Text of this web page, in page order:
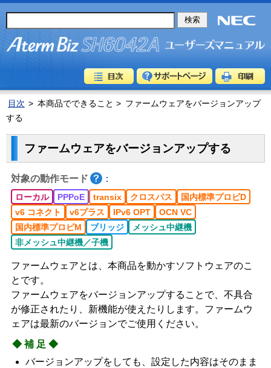
目次 > 本商品でできること > ファームウェアをバージョンアップ
する
ファームウェアをバージョンアップする
対象の動作モード ：
ローカル PPPoE transix クロスパス
国内標準プロビD
v6 コネクト
v6プラス IPv6 OPT
OCN VC
国内標準プロビM
ブリッジ
メッシュ中継機
非メッシュ中継機／子機
ファームウェアとは、本商品を動かすソフトウェアのこ
とです。
ファームウェアをバージョンアップすることで、不具合
が修正されたり、新機能が使えたりします。ファームウ
ェアは最新のバージョンでご使用ください。
◆補足◆
バージョンアップをしても、設定した内容はそのまま